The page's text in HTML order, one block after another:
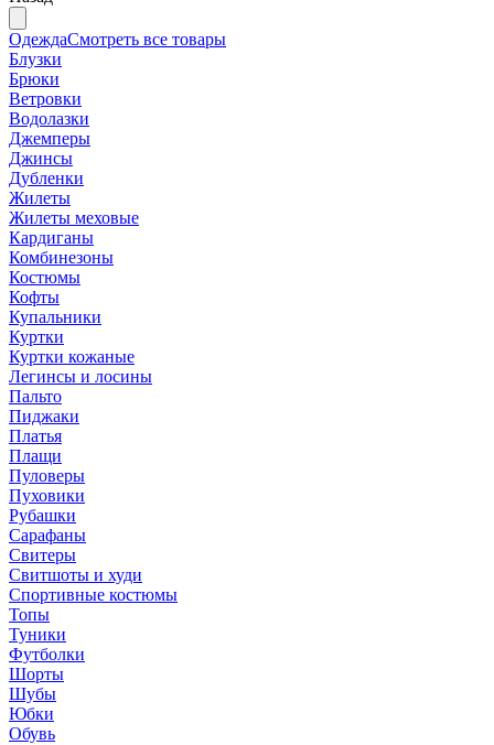
ОдеждаСмотреть все товары
Блузки
Брюки
Ветровки
Водолазки
Джемперы
Джинсы
Дубленки
Жилеты
Жилеты меховые
Кардиганы
Комбинезоны
Костюмы
Кофты
Купальники
Куртки
Куртки кожаные
Легинсы и лосины
Пальто
Пиджаки
Платья
Плащи
Пуловеры
Пуховики
Рубашки
Сарафаны
Свитеры
Свитшоты и худи
Спортивные костюмы
Топы
Туники
Футболки
Шорты
Шубы
Юбки
Обувь